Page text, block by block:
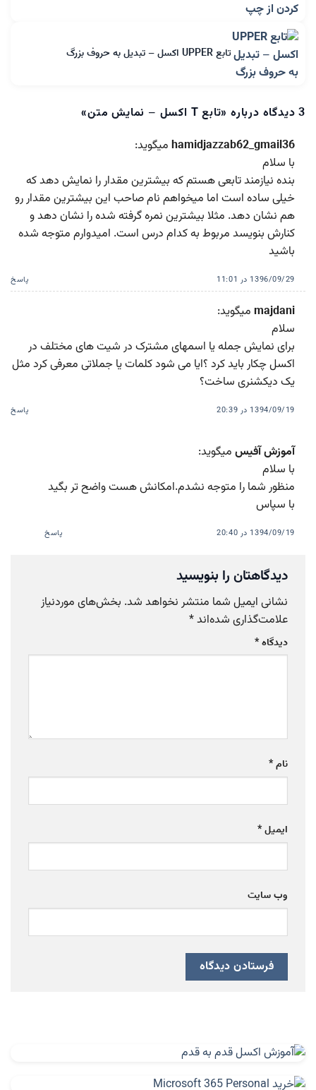
تابع UPPER اکسل – تبدیل به حروف بزرگ
3 دیدگاه درباره « تابع T اکسل – نمایش متن
»
hamidjazzab62_gmail36 میگوید:
با سلام
بنده نیازمند تابعی هستم که بیشترین مقدار را نمایش دهد که
خیلی ساده است اما میخواهم نام صاحب این بیشترین مقدار رو
هم نشان دهد. مثلا بیشترین نمره گرفته شده را نشان دهد و
کنارش بنویسد مربوط به کدام درس است. امیدوارم متوجه شده
باشید
1396/09/29 در 11:01 پاسخ
majdani میگوید:
سلام
برای نمایش جمله یا اسمهای مشترک در شیت های مختلف در
اکسل چکار باید کرد ؟ایا می شود کلمات یا جملاتی معرفی کرد مثل
یک دیکشنری ساخت؟
1394/09/19 در 20:39 پاسخ
آموزش آفیس میگوید:
با سلام
منظور شما را متوجه نشدم.امکانش هست واضح تر بگید
با سپاس
1394/09/19 در 20:40 پاسخ
دیدگاهتان را بنویسید
نشانی ایمیل شما منتشر نخواهد شد. بخش‌های موردنیاز
علامت‌گذاری شده‌اند*
دیدگاه*
نام*
ایمیل*
وب‌ سایت